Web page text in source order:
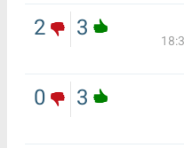
3
2
3
0